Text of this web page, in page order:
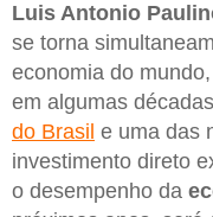
Luis Antonio
se torna
economia do
em algumas
do Brasil e uma das
investimento direto
o desempenho da